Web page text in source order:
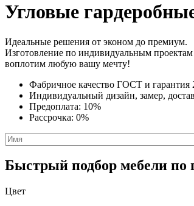
Угловые
Идеальные решения от эконом до премиум.
Изготовление по индивидуальным
воплотим любую вашу мечту!
Фабричное качество ГОСТ и гарантия
Индивидуальный дизайн, замер,
Предоплата: 10%
Рассрочка: 0%
Быстрый подбор мебели по
Цвет